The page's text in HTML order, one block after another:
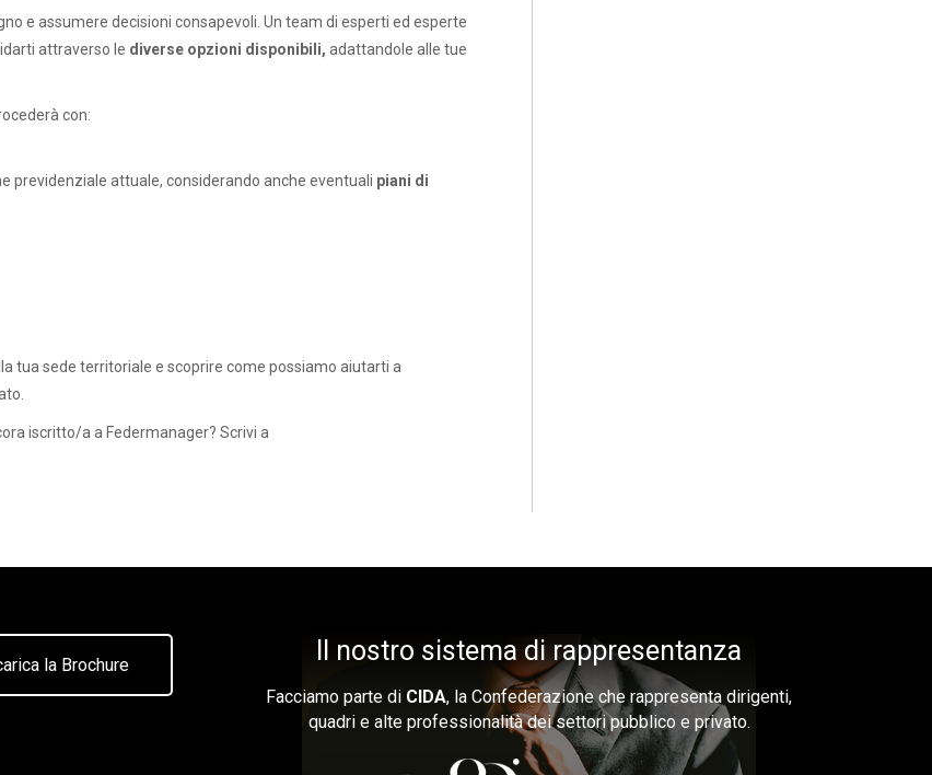
e assumere decisioni consapevoli. Un team di esperti ed esperte
attraverso le diverse opzioni disponibili, adattandole alle tue
con:
previdenziale attuale, considerando anche eventuali piani di
tua sede territoriale e scoprire come possiamo aiutarti a
iscritto/a a Federmanager? Scrivi a
la Brochure Il nostro sistema di rappresentanza
Facciamo parte di CIDA, la Confederazione che rappresenta dirigenti,
quadri e alte professionalità dei settori pubblico e privato.